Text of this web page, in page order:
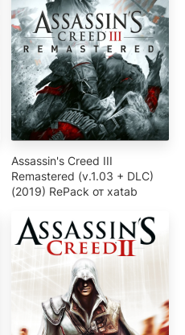
Assassin's Creed III
Remastered (v.1.03 + DLC)
(2019) RePack от xatab